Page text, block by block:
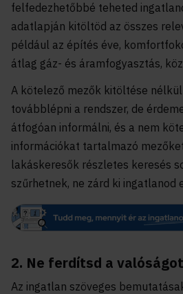
felfedezhetőbbé teheted
adatlapján kitöltöd az összes
például az építés éve,
átlag gáz- és áramfogyasztás,
A kötelező mezők kitöltése nélkül
továbblépni a rendszer, de
átfogóan informálni, és a nem
információkat tartalmazó
lakáskeresők részletes keresés
szűrhetnek, ne zárd ki
2. Ne ferdítsd a valóságot
Az ingatlan szöveges